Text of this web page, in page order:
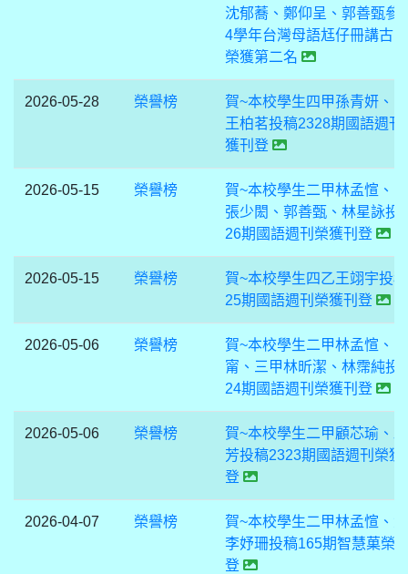
沈郁蕎、鄭仰呈、郭善甄參
4學年台灣母語尪仔冊講古
榮獲第二名
2026-05-28 榮譽榜
賀~本校學生四甲孫青妍、
王柏茗投稿2328期國語週刊
獲刊登
2026-05-15 榮譽榜
賀~本校學生二甲林孟愃、
張少閎、郭善甄、林星詠投
26期國語週刊榮獲刊登
2026-05-15 榮譽榜
賀~本校學生四乙王翊宇投
25期國語週刊榮獲刊登
2026-05-06 榮譽榜
賀~本校學生二甲林孟愃、
甯、三甲林昕潔、林霈純投
24期國語週刊榮獲刊登
2026-05-06 榮譽榜
賀~本校學生二甲顧芯瑜、
芳投稿2323期國語週刊榮獲
登
2026-04-07 榮譽榜
賀~本校學生二甲林孟愃、
李妤珊投稿165期智慧菓榮
登